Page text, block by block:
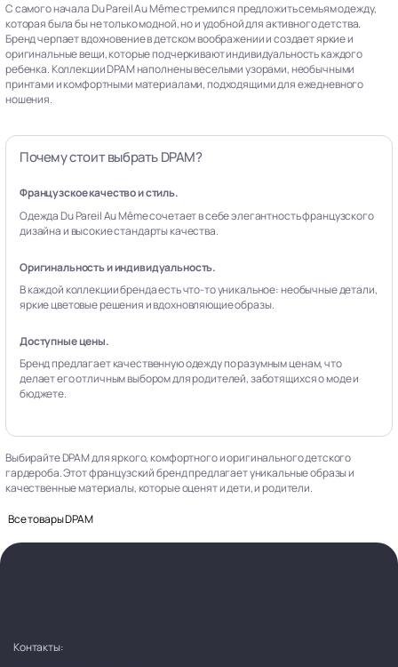
С самого начала Du Pareil Au Même стремился предложить семьям одежду,
которая была бы не только модной, но и удобной для активного детства.
Бренд черпает вдохновение в детском воображении и создает яркие и
оригинальные вещи, которые подчеркивают индивидуальность каждого
ребенка. Коллекции DPAM наполнены веселыми узорами, необычными
принтами и комфортными материалами, подходящими для ежедневного
ношения.
Почему стоит выбрать DPAM?
Французское качество и стиль.
Одежда Du Pareil Au Même сочетает в себе элегантность французского
дизайна и высокие стандарты качества.
Оригинальность и индивидуальность.
В каждой коллекции бренда есть что-то уникальное: необычные детали,
яркие цветовые решения и вдохновляющие образы.
Доступные цены.
Бренд предлагает качественную одежду по разумным ценам, что
делает его отличным выбором для родителей, заботящихся о моде и
бюджете.
Выбирайте DPAM для яркого, комфортного и оригинального детского
гардероба. Этот французский бренд предлагает уникальные образы и
качественные материалы, которые оценят и дети, и родители.
Все товары DPAM
Контакты: